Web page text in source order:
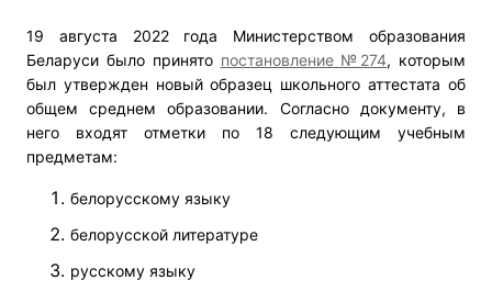
19 августа 2022 года Министерством образования
Беларуси было принято постановление №274, которым
был утвержден новый образец школьного аттестата об
общем среднем образовании. Согласно документу, в
него входят отметки по 18 следующим учебным
предметам:
белорусскому языку
белорусской литературе
русскому языку